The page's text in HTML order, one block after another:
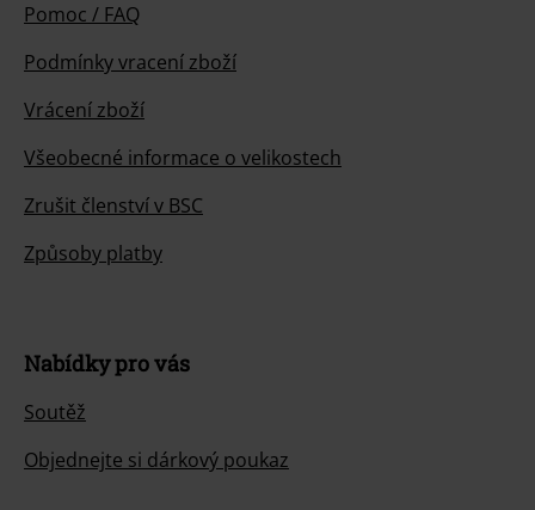
Pomoc / FAQ
Podmínky vracení zboží
Vrácení zboží
Všeobecné informace o velikostech
Zrušit členství v BSC
Způsoby platby
Nabídky pro vás
Soutěž
Objednejte si dárkový poukaz